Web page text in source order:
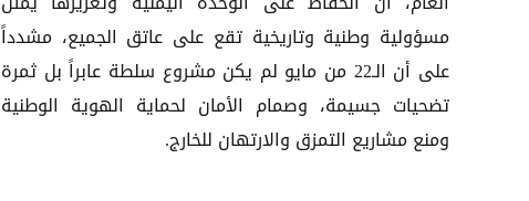
مسؤولية وطنية وتاريخية تقع على عاتق الجميع، مشدداً
على أن الـ22 من مايو لم يكن مشروع سلطة عابراً بل ثمرة
تضحيات جسيمة، وصمام الأمان لحماية الهوية الوطنية
ومنع مشاريع التمزق والارتهان للخارج.